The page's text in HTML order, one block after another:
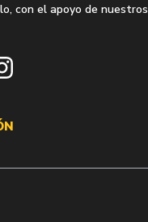
con el apoyo de nuestros